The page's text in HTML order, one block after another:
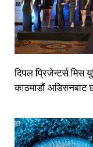
दिपल प्रिजेन्टर्स मिस
काठमाडौं अडिसनबाट